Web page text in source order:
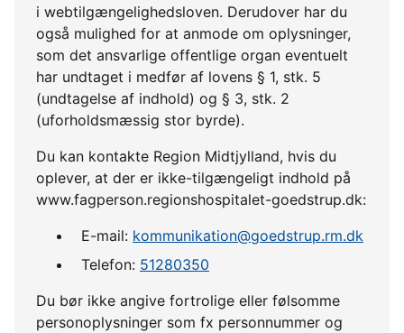
i webtilgængelighedsloven. Derudover har du
også mulighed for at anmode om oplysninger,
som det ansvarlige offentlige organ eventuelt
har undtaget i medfør af lovens § 1, stk. 5
(undtagelse af indhold) og § 3, stk. 2
(uforholdsmæssig stor byrde).
Du kan kontakte Region Midtjylland, hvis du
oplever, at der er ikke-tilgængeligt indhold på
www.fagperson.regionshospitalet-goedstrup.dk:
E-mail: kommunikation@goedstrup.rm.dk
Telefon: 51280350
Du bør ikke angive fortrolige eller følsomme
personoplysninger som fx personnummer og